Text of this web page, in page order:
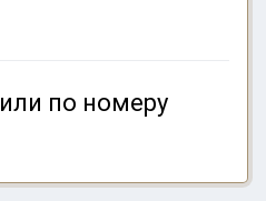
или по номеру